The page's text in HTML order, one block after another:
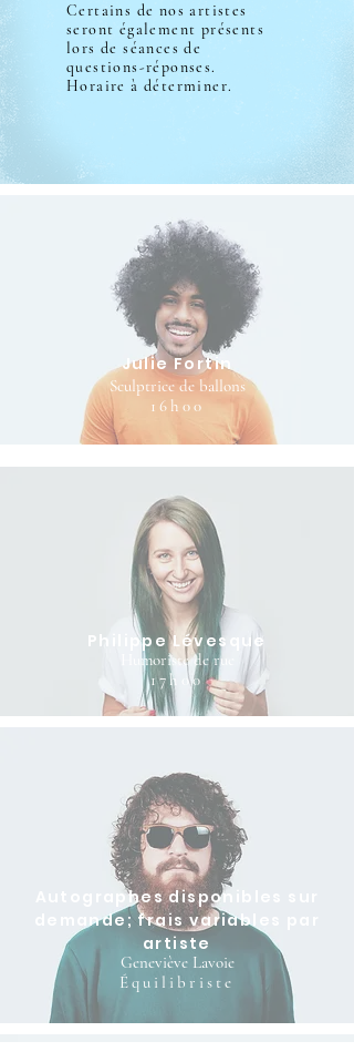
Certains de nos artistes
seront également présents
lors de séances de
questions-réponses.
Horaire à déterminer.
Julie Fortin
Sculptrice de ballons
16h00
Philippe Lévesque
Humoriste de rue
17h00
Autographes disponibles sur
demande; frais variables par
artiste
Geneviève Lavoie
Équilibriste